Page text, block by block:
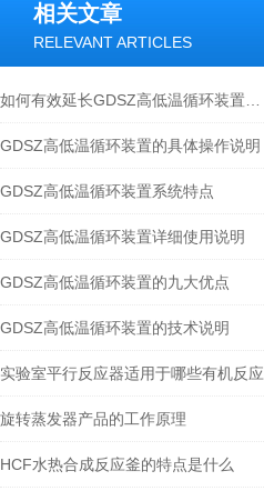
相关文章
RELEVANT ARTICLES
GDSZ高低温循环装置的具体操作说明
GDSZ高低温循环装置系统特点
GDSZ高低温循环装置详细使用说明
GDSZ高低温循环装置的九大优点
GDSZ高低温循环装置的技术说明
实验室平行反应器适用于哪些有机反应
旋转蒸发器产品的工作原理
HCF水热合成反应釜的特点是什么